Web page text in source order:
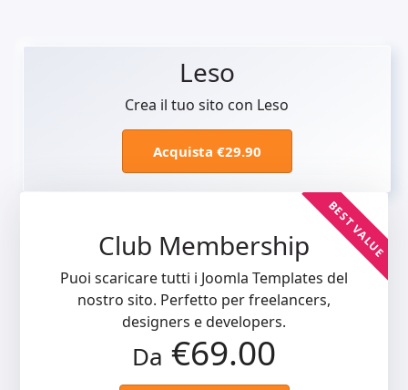
Leso
Crea il tuo sito con Leso
Acquista €29.90
Club Membership BEST VALUE
Puoi scaricare tutti i Joomla Templates del
nostro sito. Perfetto per freelancers,
designers e developers.
Da €69.00